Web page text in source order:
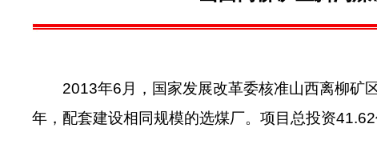
2013年6月，国家发展改革委核准山西离柳矿
年，配套建设相同规模的选煤厂。项目总投资41.62